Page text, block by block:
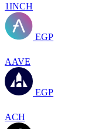
1INCH
EGP
AAVE
EGP
ACH